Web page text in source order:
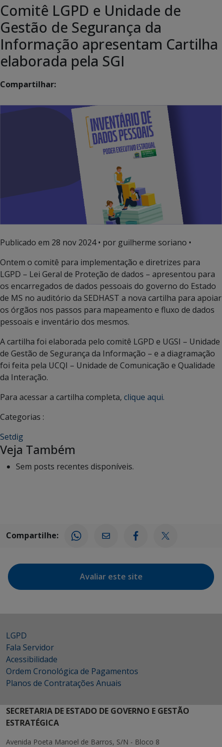
Comitê LGPD e Unidade de
Gestão de Segurança da
Informação apresentam Cartilha
elaborada pela SGI
Compartilhar:
Publicado em 28 nov 2024• por guilherme soriano •
Ontem o comitê para implementação e diretrizes para
LGPD – Lei Geral de Proteção de dados – apresentou para
os encarregados de dados pessoais do governo do Estado
de MS no auditório da SEDHAST a nova cartilha para apoiar
os órgãos nos passos para mapeamento e fluxo de dados
pessoais e inventário dos mesmos.
A cartilha foi elaborada pelo comitê LGPD e UGSI – Unidade
de Gestão de Segurança da Informação – e a diagramação
foi feita pela UCQI – Unidade de Comunicação e Qualidade
da Interação.
Para acessar a cartilha completa, clique aqui.
Categorias :
Setdig
Veja Também
Sem posts recentes disponíveis.
Compartilhe:
Avaliar este site
LGPD
Fala Servidor
Acessibilidade
Ordem Cronológica de Pagamentos
Planos de Contratações Anuais
SECRETARIA DE ESTADO DE GOVERNO E GESTÃO
ESTRATÉGICA
Avenida Poeta Manoel de Barros, S/N - Bloco 8